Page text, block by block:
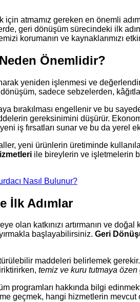
atmamız gereken en önemli
geri dönüşüm sürecindeki ilk
korumanın ve kaynaklarımızı
Önemlidir?
yeniden işlenmesi ve
sadece sebzelerden,
bırakılması engellenir ve bu
gereksinimini düşürür.
iş fırsatları sunar ve bu da yerel
yeni ürünlerin üretiminde
ile bireylerin ve işletmelerin
Nasıl Bulunur?
İlk Adımlar
olan katkınızı artırmanın ve
başlayabilirsiniz. Geri
maddeleri belirlemek
temiz ve kuru tutmaya
programları hakkında bilgi
geçmek, hangi hizmetlerin mevcut